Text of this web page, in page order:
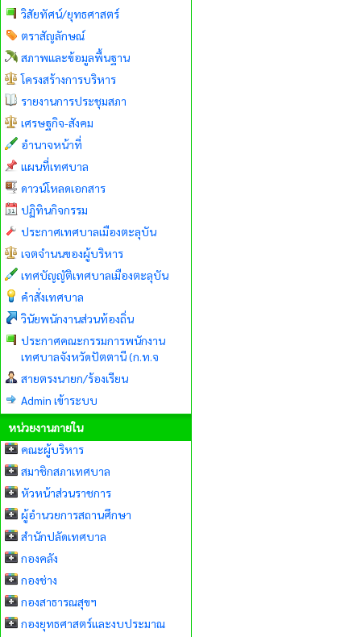
วิสัยทัศน์/ยุทธศาสตร์
ตราสัญลักษณ์
สภาพและข้อมูลพื้นฐาน
โครงสร้างการบริหาร
รายงานการประชุมสภา
เศรษฐกิจ-สังคม
อำนาจหน้าที่
แผนที่เทศบาล
ดาวน์โหลดเอกสาร
ปฏิทินกิจกรรม
ประกาศเทศบาลเมืองตะลุบัน
เจตจำนนของผู้บริหาร
เทศบัญญัติเทศบาลเมืองตะลุบัน
คำสั่งเทศบาล
วินัยพนักงานส่วนท้องถิ่น
ประกาศคณะกรรมการพนักงาน
เทศบาลจังหวัดปัตตานี (ก.ท.จ
สายตรงนายก/ร้องเรียน
Admin เข้าระบบ
หน่วยงานภายใน
คณะผู้บริหาร
สมาชิกสภาเทศบาล
หัวหน้าส่วนราชการ
ผู้อำนวยการสถานศึกษา
สำนักปลัดเทศบาล
กองคลัง
กองช่าง
กองสาธารณสุขฯ
กองยุทธศาสตร์และงบประมาณ